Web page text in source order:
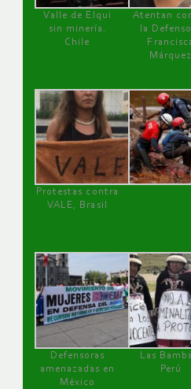
Valle de Elqui
sin minería.
Chile
Atentan
la
Márquez
Protestas contra
VALE, Brasil
Defensoras
amenazadas en
México
Las
Perú